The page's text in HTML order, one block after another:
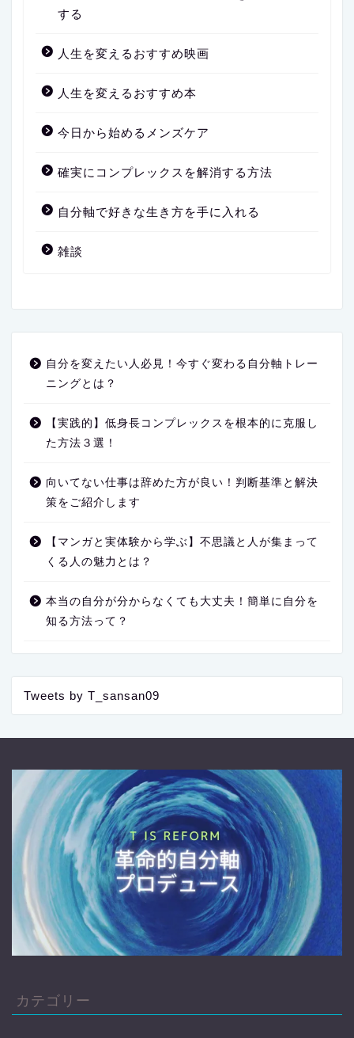
する
人生を変えるおすすめ映画
人生を変えるおすすめ本
今日から始めるメンズケア
確実にコンプレックスを解消する方法
自分軸で好きな生き方を手に入れる
雑談
自分を変えたい人必見！今すぐ変わる自分軸トレー
ニングとは？
【実践的】低身長コンプレックスを根本的に克服し
た方法３選！
向いてない仕事は辞めた方が良い！判断基準と解決
策をご紹介します
【マンガと実体験から学ぶ】不思議と人が集まって
くる人の魅力とは？
本当の自分が分からなくても大丈夫！簡単に自分を
知る方法って？
Tweets by T_sansan09
カテゴリー